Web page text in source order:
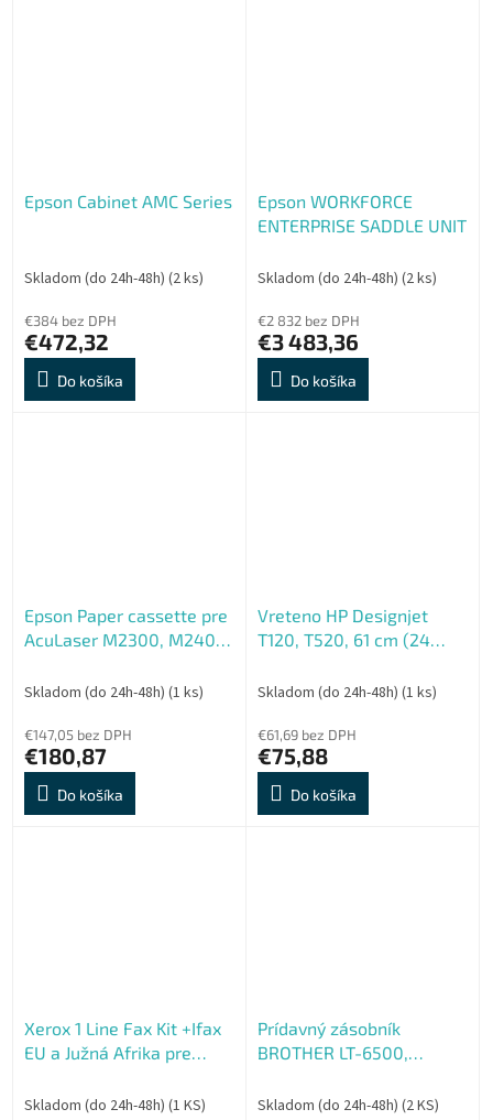
Epson Cabinet AMC Series
Skladom (do 24h-48h) (2 ks)
€384 bez DPH
€472,32
Do košíka
Epson WORKFORCE
ENTERPRISE SADDLE UNIT
Skladom (do 24h-48h) (2 ks)
€2 832 bez DPH
€3 483,36
Do košíka
Epson Paper cassette pre
AcuLaser M2300, M2400,
Skladom (do 24h-48h) (1 ks)
€147,05 bez DPH
€180,87
Do košíka
Vreteno HP Designjet
T120, T520, 61 cm (24
Skladom (do 24h-48h) (1 ks)
€61,69 bez DPH
€75,88
Do košíka
Xerox 1 Line Fax Kit +Ifax
EU a Južná Afrika pre
Skladom (do 24h-48h) (1 KS)
Prídavný zásobník
BROTHER LT-6500,
listov pre HL-L5xxx, DCP ,
Skladom (do 24h-48h) (2 KS)